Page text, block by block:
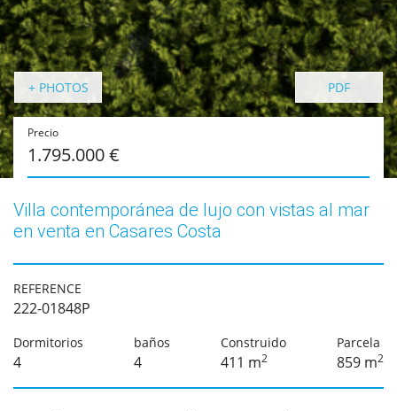
+ PHOTOS PDF
Precio
1.795.000 €
Villa contemporánea de lujo con vistas al mar
en venta en Casares Costa
REFERENCE
222-01848P
Dormitorios
4
baños
4
Construido
411 m2
Parcela
859 m2